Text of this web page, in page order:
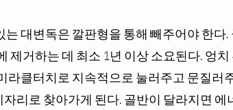
제거하는 데 최소 1년 이상 소요된다. 엉
라클터치로 지속적으로 눌러주고 문질러
리로 찾아가게 된다. 골반이 달라지면 에